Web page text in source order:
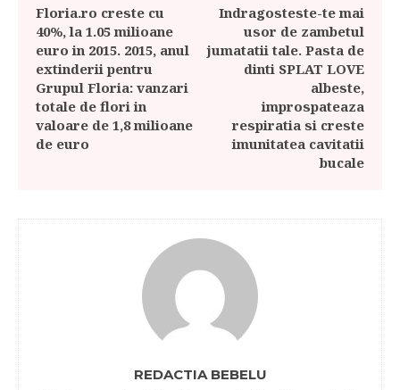
Floria.ro creste cu
40%, la 1.05 milioane
euro in 2015. 2015, anul
extinderii pentru
Grupul Floria: vanzari
totale de flori in
valoare de 1,8 milioane
de euro
Indragosteste-te mai
usor de zambetul
jumatatii tale. Pasta de
dinti SPLAT LOVE
albeste,
improspateaza
respiratia si creste
imunitatea cavitatii
bucale
REDACTIA BEBELU